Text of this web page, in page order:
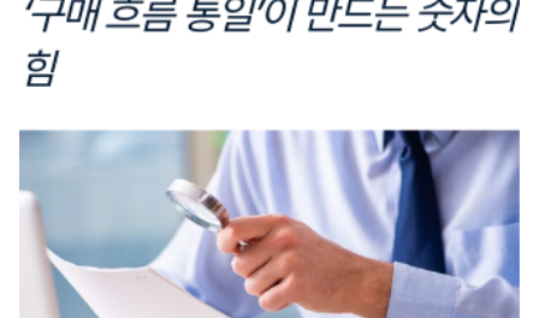
‘구매 흐름 통일’이 만드는 숫자의
힘